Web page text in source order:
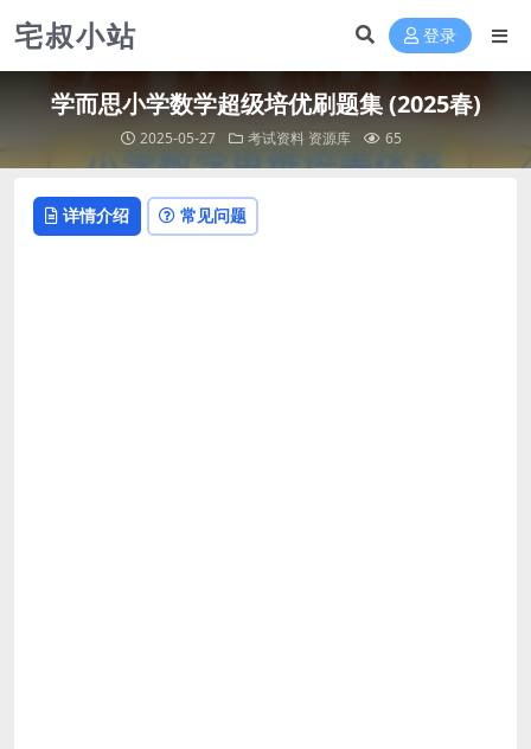
宅叔小站 登录
学而思小学数学超级培优刷题集 (2025春)
2025-05-27 考试资料 资源库 65
详情介绍 常见问题